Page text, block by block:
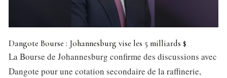
Dangote Bourse : Johannesburg vise les 5 milliards $
La Bourse de Johannesburg confirme des discussions avec
Dangote pour une cotation secondaire de la raffinerie,